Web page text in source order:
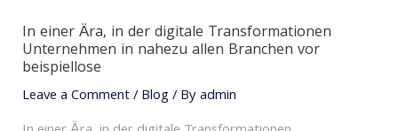
In einer Ära, in der digitale Transformationen
Unternehmen in nahezu allen Branchen vor
beispiellose
Leave a Comment/Blog/ Byadmin